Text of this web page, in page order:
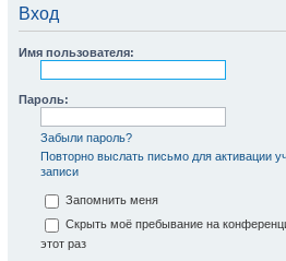
Вход
Имя пользователя:
Пароль:
Забыли пароль?
Повторно выслать письмо для активации
записи
Запомнить меня
Скрыть моё пребывание на
этот раз